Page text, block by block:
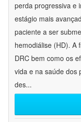
perda progressiva e
estágio mais
paciente a ser
hemodiálise (HD). A
DRC bem como os
vida e na saúde dos
des...